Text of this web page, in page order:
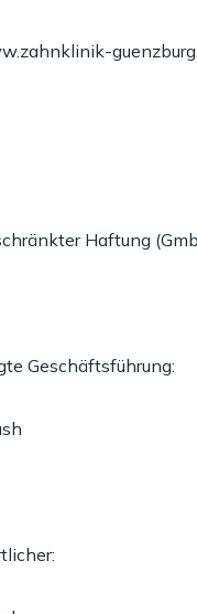
Haftung
Geschäftsführung: